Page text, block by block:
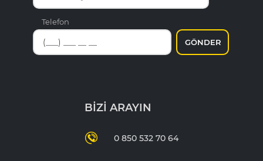
Telefon
GÖNDER
BİZİ ARAYIN
0 850 532 70 64